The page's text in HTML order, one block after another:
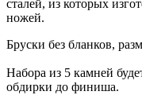
сталей, из которых
ножей.
Бруски без бланков,
Набора из 5 камней
обдирки до финиша.